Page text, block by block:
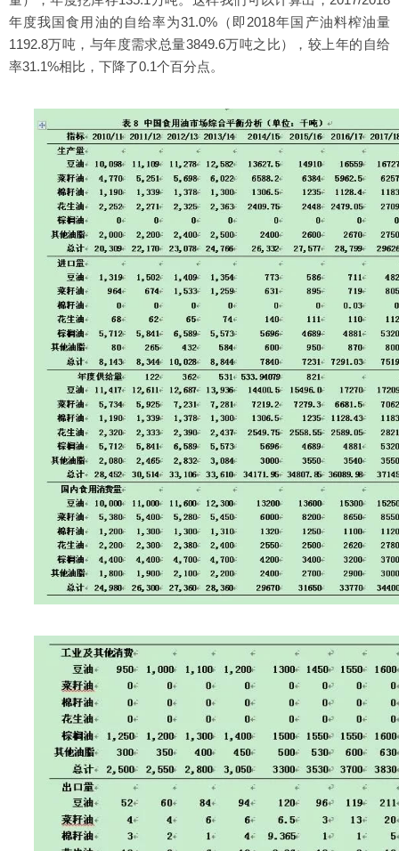
年度我国食用油的自给率为31.0%（即2018年国产油料榨油量
1192.8万吨，与年度需求总量3849.6万吨之比），较上年的自给
率31.1%相比，下降了0.1个百分点。